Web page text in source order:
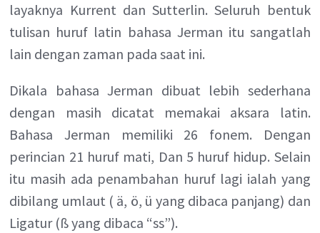
layaknya Kurrent dan Sutterlin. Seluruh bentuk
tulisan huruf latin bahasa Jerman itu sangatlah
lain dengan zaman pada saat ini.
Dikala bahasa Jerman dibuat lebih sederhana
dengan masih dicatat memakai aksara latin.
Bahasa Jerman memiliki 26 fonem. Dengan
perincian 21 huruf mati, Dan 5 huruf hidup. Selain
itu masih ada penambahan huruf lagi ialah yang
dibilang umlaut ( ä, ö, ü yang dibaca panjang) dan
Ligatur (ß yang dibaca “ss”).